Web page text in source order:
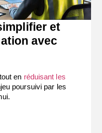
et
avec
en réduisant les
poursuivi par les